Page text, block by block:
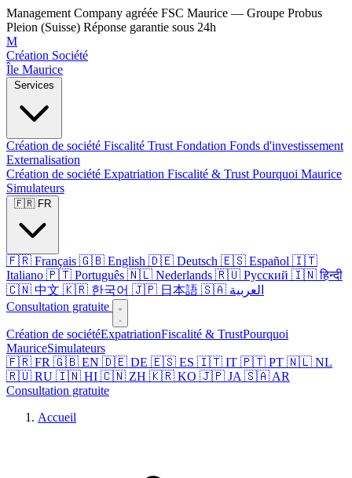
Management Company agréée FSC Maurice — Groupe Probus
Pleion (Suisse) Réponse garantie sous 24h
M
Création Société
Île Maurice
Création de société Fiscalité Trust Fondation Fonds d'investissement
Externalisation
Création de société Expatriation Fiscalité & Trust Pourquoi Maurice
Simulateurs
🇫🇷 Français 🇬🇧 English 🇩🇪 Deutsch 🇪🇸 Español 🇮🇹
Italiano 🇵🇹 Português 🇳🇱 Nederlands 🇷🇺 Русский 🇮🇳 हिन्दी
🇨🇳 中文 🇰🇷 한국어 🇯🇵 日本語
🇸🇦 العربية
Consultation gratuite
Création de sociétéExpatriationFiscalité & TrustPourquoi
MauriceSimulateurs
🇫🇷 FR 🇬🇧 EN 🇩🇪 DE 🇪🇸 ES 🇮🇹 IT 🇵🇹 PT 🇳🇱 NL
🇷🇺 RU 🇮🇳 HI 🇨🇳 ZH 🇰🇷 KO 🇯🇵 JA 🇸🇦 AR
Consultation gratuite
Accueil